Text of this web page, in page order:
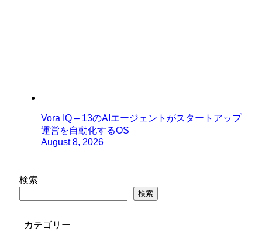
Vora IQ – 13のAIエージェントがスタートアップ
運営を自動化するOS
August 8, 2026
検索
検索
カテゴリー